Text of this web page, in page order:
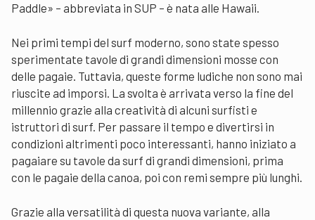
Paddle» – abbreviata in SUP – è nata alle Hawaii.
Nei primi tempi del surf moderno, sono state spesso
sperimentate tavole di grandi dimensioni mosse con
delle pagaie. Tuttavia, queste forme ludiche non sono mai
riuscite ad imporsi. La svolta è arrivata verso la fine del
millennio grazie alla creatività di alcuni surfisti e
istruttori di surf. Per passare il tempo e divertirsi in
condizioni altrimenti poco interessanti, hanno iniziato a
pagaiare su tavole da surf di grandi dimensioni, prima
con le pagaie della canoa, poi con remi sempre più lunghi.
Grazie alla versatilità di questa nuova variante, alla